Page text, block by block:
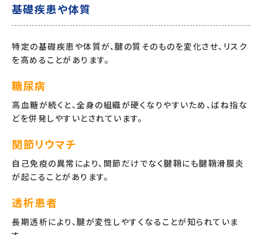
基礎疾患や体質
特定の基礎疾患や体質が、腱の質そのものを変化させ、リスク
を高めることがあります。
糖尿病
高血糖が続くと、全身の組織が硬くなりやすいため、ばね指な
どを併発しやすいとされています。
関節リウマチ
自己免疫の異常により、関節だけでなく腱鞘にも腱鞘滑膜炎
が起こることがあります。
透析患者
長期透析により、腱が変性しやすくなることが知られていま